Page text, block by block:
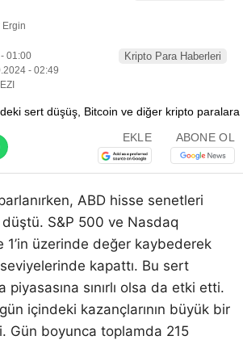
Ergin
01:00
- 02:49
Kripto Para Haberleri
EKLE ABONE OL
ABD hisse senetleri
S&P 500 ve Nasdaq
1’in üzerinde değer kaybederek
kapattı. Bu sert
sınırlı olsa da etki etti.
içindeki kazançlarının büyük bir
Gün boyunca toplamda 215